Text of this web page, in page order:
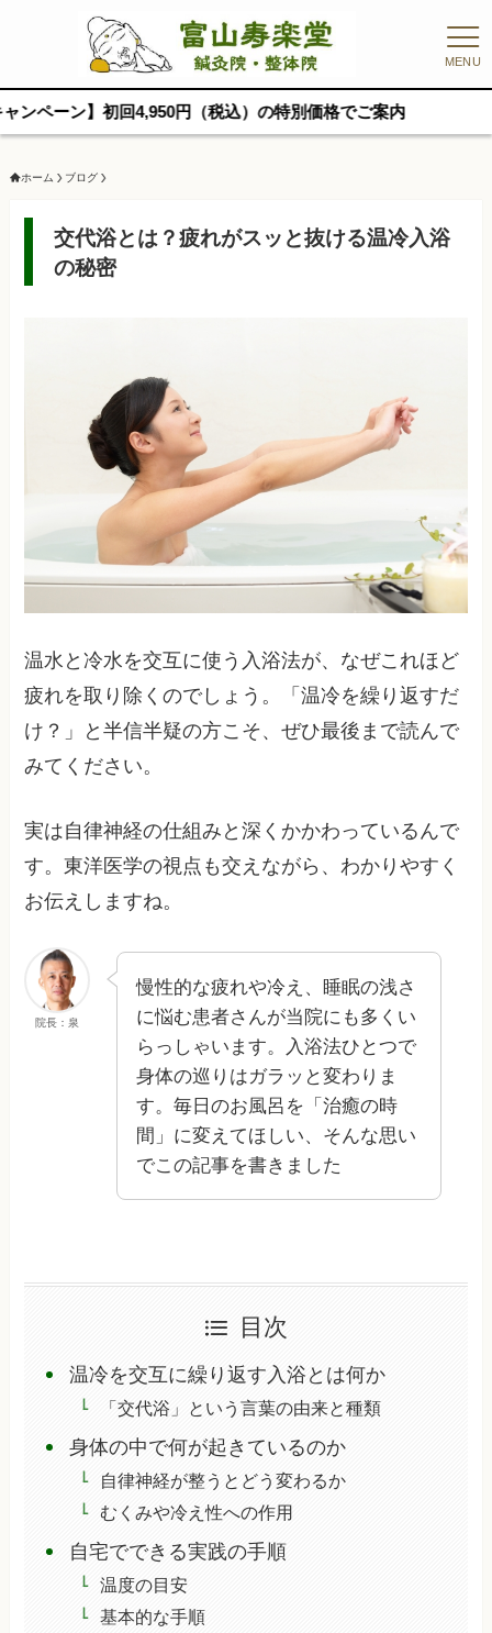
MENU
回4,950円（税込）の特別価格でご案内
ホーム ブログ
交代浴とは？疲れがスッと抜ける温冷入浴
の秘密
温水と冷水を交互に使う入浴法が、なぜこれほど
疲れを取り除くのでしょう。「温冷を繰り返すだ
け？」と半信半疑の方こそ、ぜひ最後まで読んで
みてください。
実は自律神経の仕組みと深くかかわっているんで
す。東洋医学の視点も交えながら、わかりやすく
お伝えしますね。
院長：泉
慢性的な疲れや冷え、睡眠の浅さ
に悩む患者さんが当院にも多くい
らっしゃいます。入浴法ひとつで
身体の巡りはガラッと変わりま
す。毎日のお風呂を「治癒の時
間」に変えてほしい、そんな思い
でこの記事を書きました
目次
温冷を交互に繰り返す入浴とは何か
「交代浴」という言葉の由来と種類
身体の中で何が起きているのか
自律神経が整うとどう変わるか
むくみや冷え性への作用
自宅でできる実践の手順
温度の目安
基本的な手順